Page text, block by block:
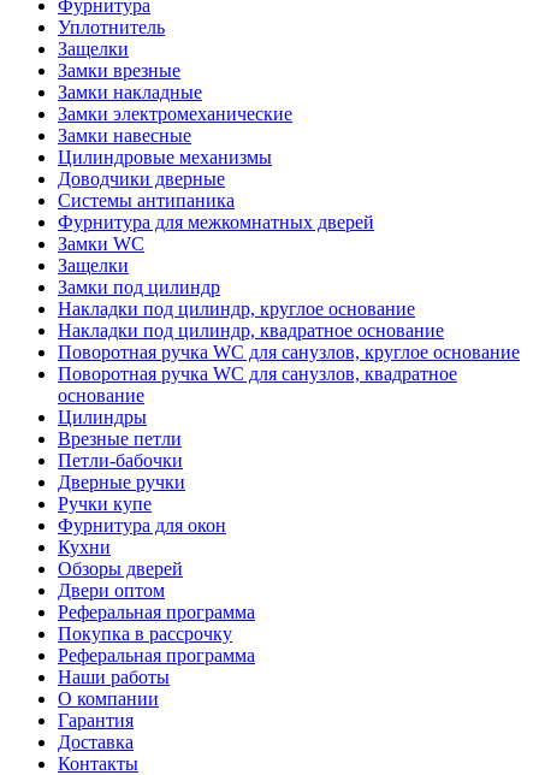
Фурнитура
Уплотнитель
Защелки
Замки врезные
Замки накладные
Замки электромеханические
Замки навесные
Цилиндровые механизмы
Доводчики дверные
Системы антипаника
Фурнитура для межкомнатных дверей
Замки WC
Защелки
Замки под цилиндр
Накладки под цилиндр, круглое основание
Накладки под цилиндр, квадратное основание
Поворотная ручка WC для санузлов, круглое основание
Поворотная ручка WC для санузлов, квадратное
основание
Цилиндры
Врезные петли
Петли-бабочки
Дверные ручки
Ручки купе
Фурнитура для окон
Кухни
Обзоры дверей
Двери оптом
Реферальная программа
Покупка в рассрочку
Реферальная программа
Наши работы
О компании
Гарантия
Доставка
Контакты